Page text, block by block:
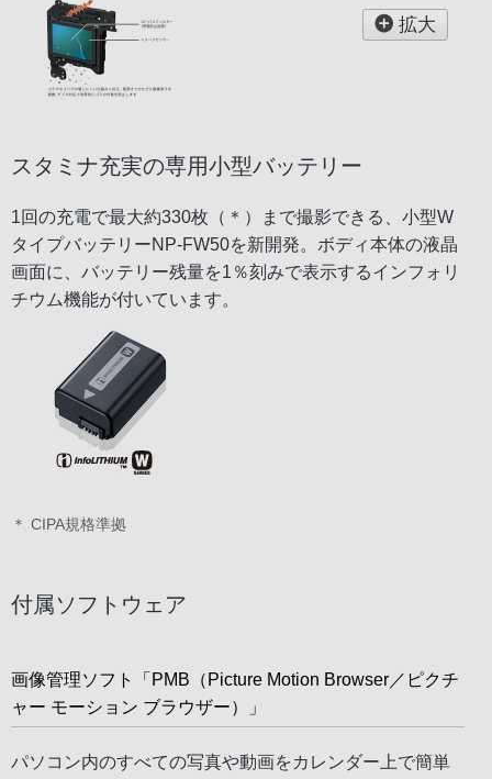
拡大
スタミナ充実の専用小型バッテリー
1回の充電で最大約330枚（＊）まで撮影できる、小型W
タイプバッテリーNP-FW50を新開発。ボディ本体の液晶
画面に、バッテリー残量を1％刻みで表示するインフォリ
チウム機能が付いています。
＊ CIPA規格準拠
付属ソフトウェア
画像管理ソフト「PMB（Picture Motion Browser／ピクチ
ャー モーション ブラウザー）」
パソコン内のすべての写真や動画をカレンダー上で簡単